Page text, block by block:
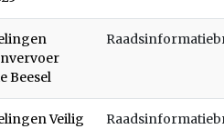
Beesel
Veilig